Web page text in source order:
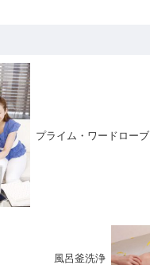
プライム・ワードローブ
風呂釜洗浄